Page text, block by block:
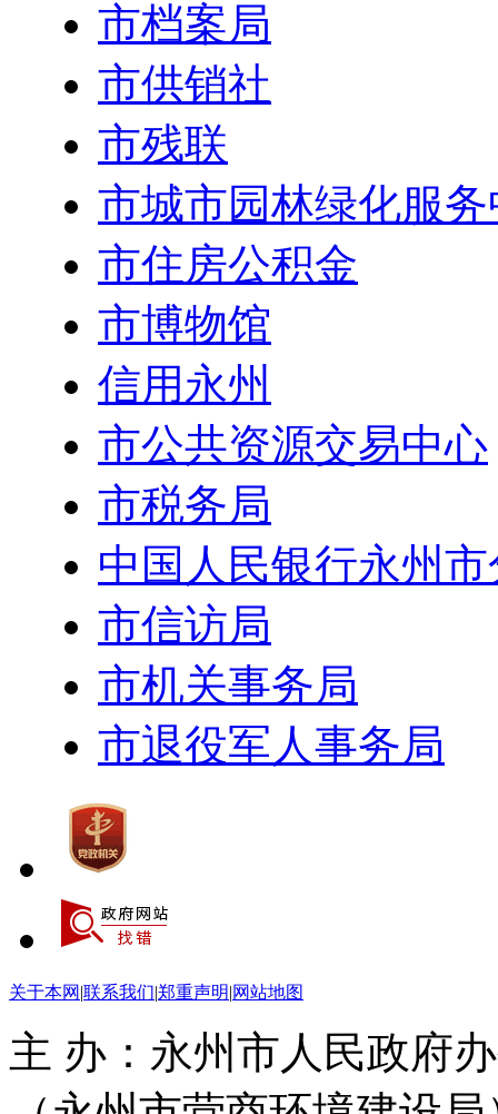
市档案局
市供销社
市残联
市城市园林绿化服
市住房公积金
市博物馆
信用永州
市公共资源交易中心
市税务局
中国人民银行永州
市信访局
市机关事务局
市退役军人事务局
关于本网 |联系我们|郑重声明|网站地图
主 办：永州市人民政府